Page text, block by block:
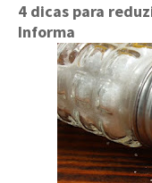
4 dicas para
Informa